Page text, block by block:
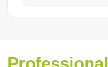
Professional